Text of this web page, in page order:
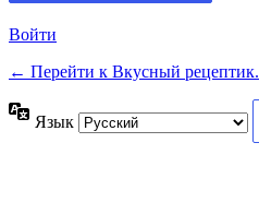
Войти
← Перейти к Вкусный рецептик.
Язык